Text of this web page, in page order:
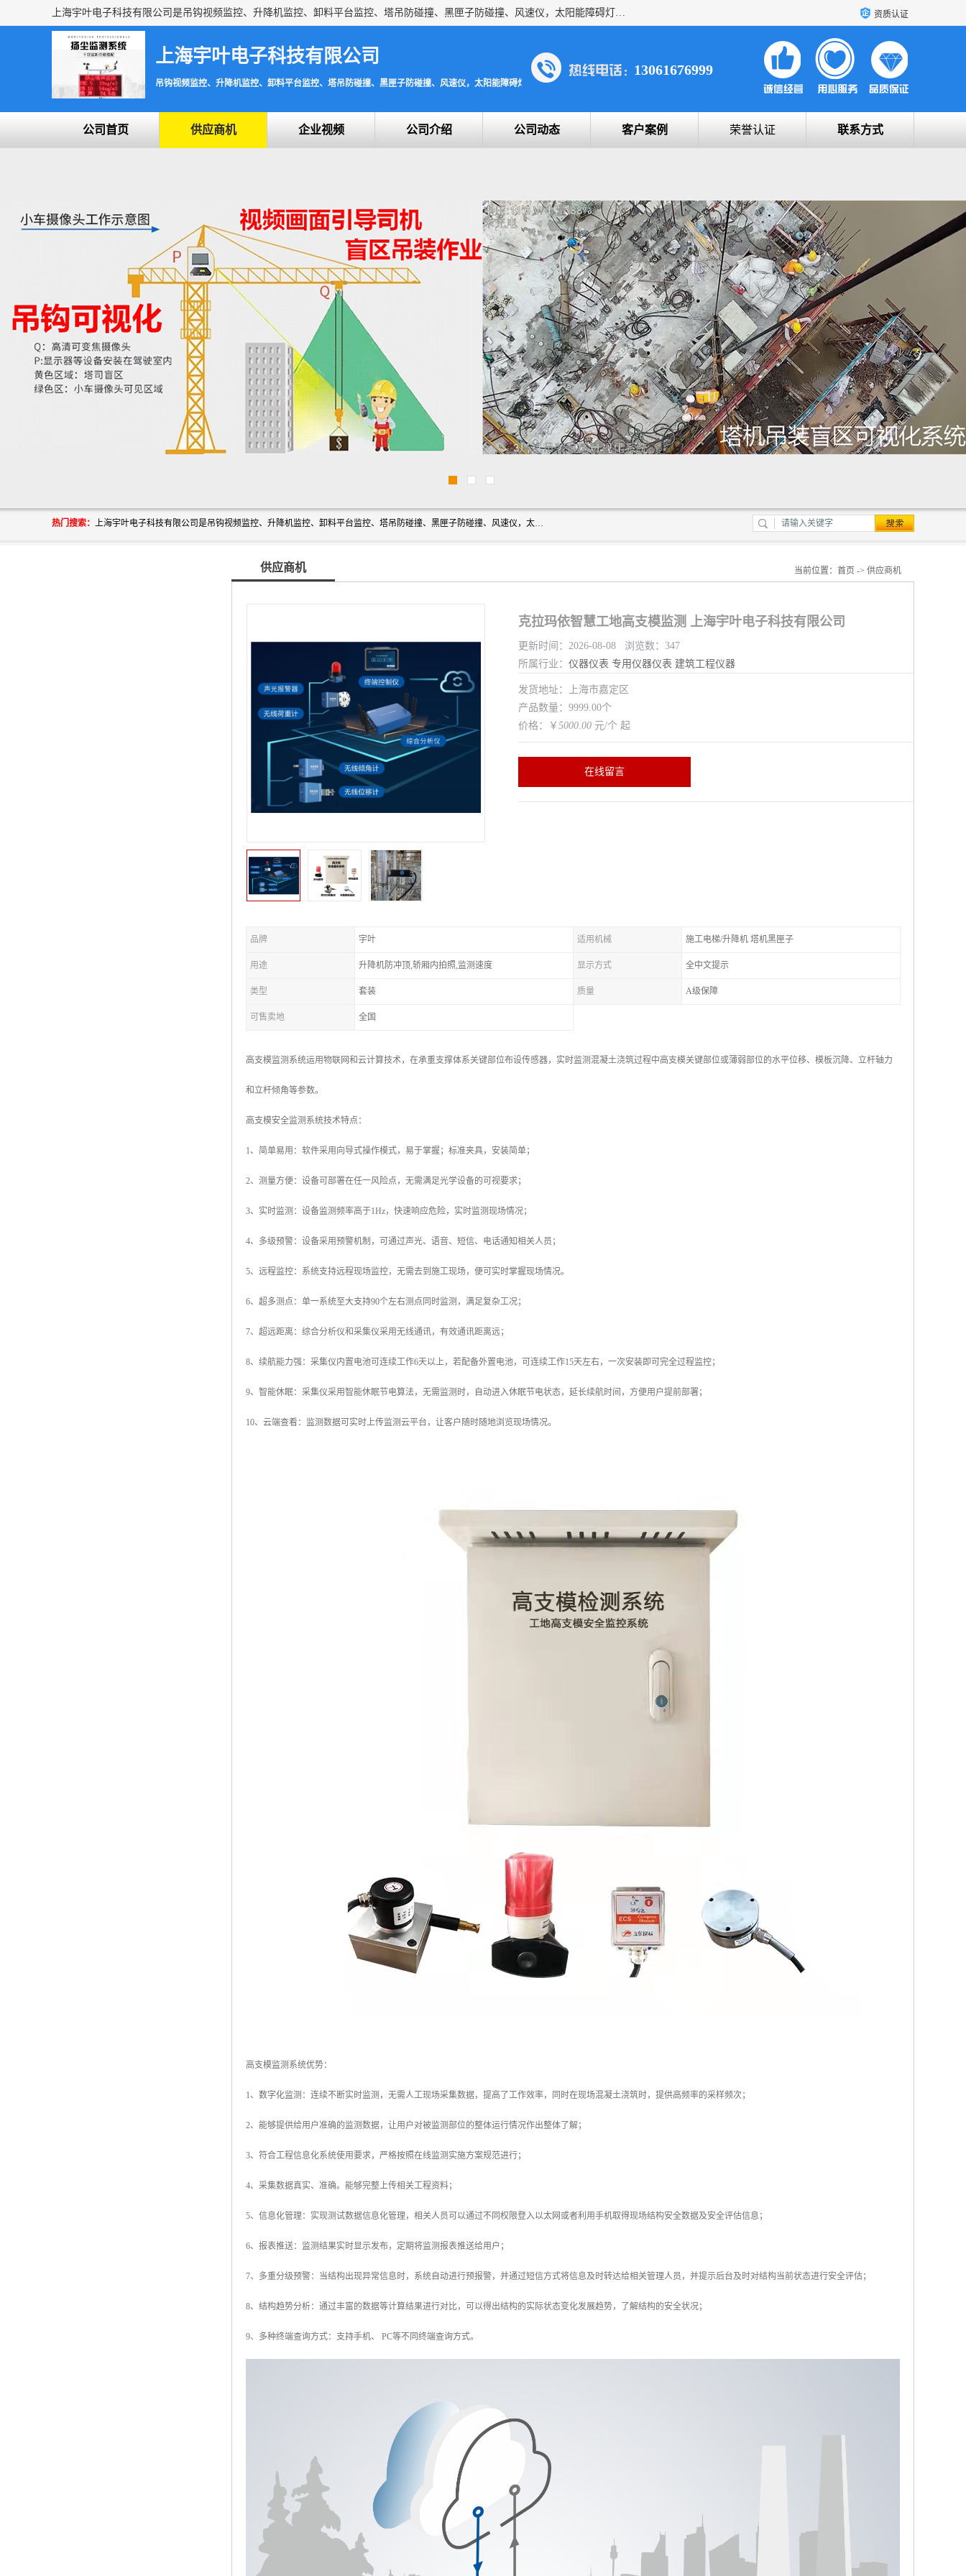
上海宇叶电子科技有限公司是吊钩视频监控、升降机监控、卸料平台监控、塔吊防碰撞、黑匣子防碰撞、风速仪，太阳能障碍灯安全提示灯等一系列升降机的常用配件产品专业研发生产加工的公司，拥有完整、科学的质量管理体系。 资质认证
上海宇叶电子科技有限公司
吊钩视频监控、升降机监控、卸料平台监控、塔吊防碰撞、黑匣子防碰撞、风速仪，太阳能障碍灯安全提示灯
13061676999
公司首页 供应商机 企业视频 公司介绍 公司动态 客户案例 荣誉认证 联系方式
热门搜索： 上海宇叶电子科技有限公司是吊钩视频监控、升降机监控、卸料平台监控、塔吊防碰撞、黑匣子防碰撞、风速仪，太阳能障碍灯安全提示灯等一系列升降机的常用配件产品专业研发生产加工的公司，拥有完整、科学的质量管理体系。
供应商机 当前位置： 首页 -> 供应商机
克拉玛依智慧工地高支模监测 上海宇叶电子科技有限公司
更新时间：2026-08-08 浏览数：347
所属行业： 仪器仪表 专用仪器仪表 建筑工程仪器
发货地址：上海市嘉定区
产品数量：9999.00个
价格：￥ 5000.00 元/个 起
在线留言
品牌 宇叶 适用机械 施工电梯/升降机 塔机黑匣子
用途 升降机防冲顶,轿厢内拍照,监测速度 显示方式 全中文提示
类型 套装 质量 A级保障
可售卖地 全国
高支模监测系统运用物联网和云计算技术，在承重支撑体系关键部位布设传感器，实时监测混凝土浇筑过程中高支模关键部位或薄弱部位的水平位移、模板沉降、立杆轴力
和立杆倾角等参数。
高支模安全监测系统技术特点：
1、简单易用：软件采用向导式操作模式，易于掌握；标准夹具，安装简单；
2、测量方便：设备可部署在任一风险点，无需满足光学设备的可视要求；
3、实时监测：设备监测频率高于1Hz，快速响应危险，实时监测现场情况；
4、多级预警：设备采用预警机制，可通过声光、语音、短信、电话通知相关人员；
5、远程监控：系统支持远程现场监控，无需去到施工现场，便可实时掌握现场情况。
6、超多测点：单一系统至大支持90个左右测点同时监测，满足复杂工况；
7、超远距离：综合分析仪和采集仪采用无线通讯，有效通讯距离远；
8、续航能力强：采集仪内置电池可连续工作6天以上，若配备外置电池，可连续工作15天左右，一次安装即可完全过程监控；
9、智能休眠：采集仪采用智能休眠节电算法，无需监测时，自动进入休眠节电状态，延长续航时间，方便用户提前部署；
10、云端查看：监测数据可实时上传监测云平台，让客户随时随地浏览现场情况。
高支模监测系统优势：
1、数字化监测：连续不断实时监测，无需人工现场采集数据，提高了工作效率，同时在现场混凝土浇筑时，提供高频率的采样频次；
2、能够提供给用户准确的监测数据，让用户对被监测部位的整体运行情况作出整体了解；
3、符合工程信息化系统使用要求，严格按照在线监测实施方案规范进行；
4、采集数据真实、准确。能够完整上传相关工程资料；
5、信息化管理：实现测试数据信息化管理，相关人员可以通过不同权限登入以太网或者利用手机取得现场结构安全数据及安全评估信息；
6、报表推送：监测结果实时显示发布，定期将监测报表推送给用户；
7、多重分级预警：当结构出现异常信息时，系统自动进行预报警，并通过短信方式将信息及时转达给相关管理人员，并提示后台及时对结构当前状态进行安全评估；
8、结构趋势分析：通过丰富的数据等计算结果进行对比，可以得出结构的实际状态变化发展趋势，了解结构的安全状况；
9、多种终端查询方式：支持手机、 PC等不同终端查询方式。